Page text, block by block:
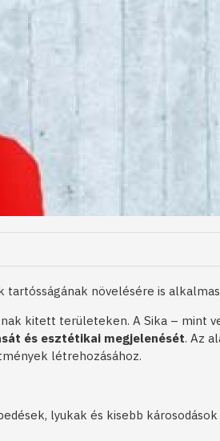
növelésére is
kitett területeken. A Sika – mint
és esztétikai megjelenését. Az
létrehozásához.
lyukak és kisebb